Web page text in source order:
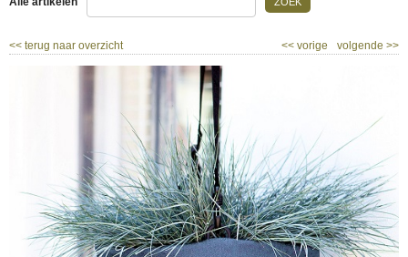
<< terug naar overzicht volgende >>
<< vorige